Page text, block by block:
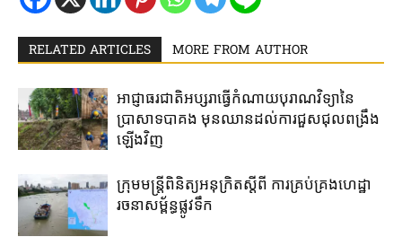
RELATED ARTICLES MORE FROM AUTHOR
អាជ្ញាធរជាតិអប្សរា​ធ្វើ​កំណាយ​បុរាណ​វិទ្យា​នៃ​
ប្រាសាទបាគង​ មុនឈាន​ដល់​ការ​ជួសជុល​ពង្រឹង​
ឡើងវិញ​
ក្រុមមន្រ្តីពិនិត្យអនុក្រិតស្តីពី ការគ្រប់គ្រងហេដ្ឋា
រចនាសម្ព័ន្ធផ្លូវទឹក